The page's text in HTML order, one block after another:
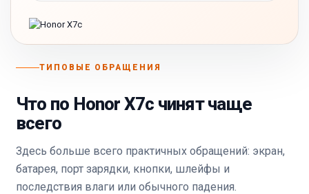
ТИПОВЫЕ ОБРАЩЕНИЯ
Что по Honor X7c чинят чаще
всего
Здесь больше всего практичных обращений: экран,
батарея, порт зарядки, кнопки, шлейфы и
последствия влаги или обычного падения.